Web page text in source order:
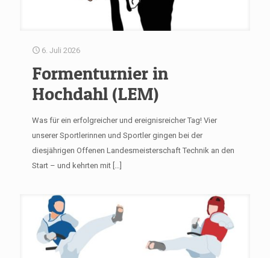
6. Juli 2026
Formenturnier in
Hochdahl (LEM)
Was für ein erfolgreicher und ereignisreicher Tag! Vier
unserer Sportlerinnen und Sportler gingen bei der
diesjährigen Offenen Landesmeisterschaft Technik an den
Start – und kehrten mit […]